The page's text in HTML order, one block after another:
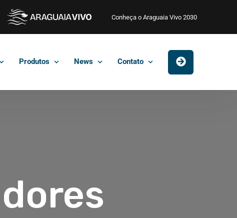
Conheça o Araguaia Vivo 2030
Produtos News Contato